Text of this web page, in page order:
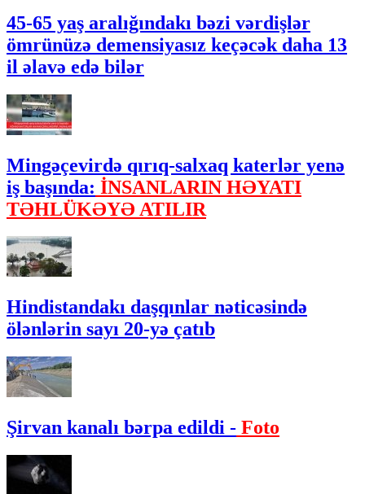
45-65 yaş aralığındakı bəzi vərdişlər
ömrünüzə demensiyasız keçəcək daha 13
il əlavə edə bilər
Mingəçevirdə qırıq-salxaq katerlər yenə
iş başında: İNSANLARIN HƏYATI
TƏHLÜKƏYƏ ATILIR
Hindistandakı daşqınlar nəticəsində
ölənlərin sayı 20-yə çatıb
Şirvan kanalı bərpa edildi - Foto